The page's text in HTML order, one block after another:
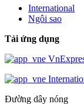
International
Ngôi sao
Tải ứng dụng
Đường dây nóng